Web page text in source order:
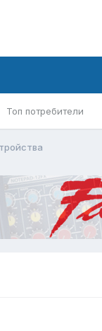
Топ потребители